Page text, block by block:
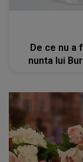
De ce nu a
nunta lui